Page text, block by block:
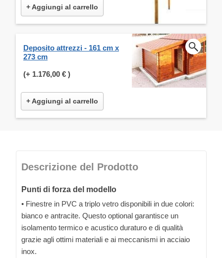
+ Aggiungi al carrello
Deposito attrezzi - 161 cm x
273 cm
(+ 1.176,00 € )
+ Aggiungi al carrello
Descrizione del Prodotto
Punti di forza del modello
• Finestre in PVC a triplo vetro disponibili in due colori:
bianco e antracite. Questo optional garantisce un
isolamento termico e acustico duraturo e di qualità
grazie agli ottimi materiali e ai meccanismi in acciaio
inox.